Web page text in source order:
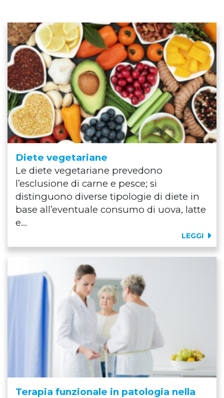
Diete vegetariane
Le diete vegetariane prevedono
l’esclusione di carne e pesce; si
distinguono diverse tipologie di diete in
base all’eventuale consumo di uova, latte
e...
LEGGI
Terapia funzionale in patologia nella